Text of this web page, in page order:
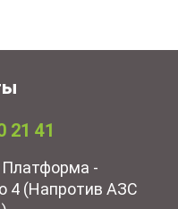
21 41
Платформа -
4 (Напротив АЗС